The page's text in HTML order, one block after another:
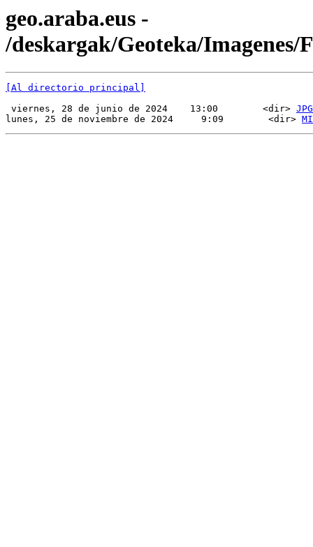
geo.araba.eus -
/deskargak/Geoteka/Imagenes/
[Al directorio principal]
viernes, 28 de junio de 2024    13:00        <dir> JPG
lunes, 25 de noviembre de 2024     9:09        <dir>